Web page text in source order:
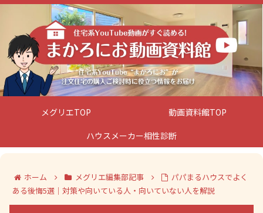
メグリエTOP
動画資料館TOP
ハウスメーカー相性診断
ホーム メグリエ編集部記事
パパまるハウスでよく
ある後悔5選｜対策や向いている人・向いていない人を解説